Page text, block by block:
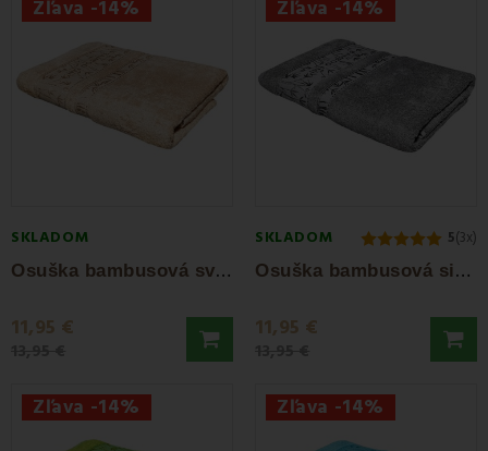
Zľava -14%
SKLADOM
O
suška bambusová svetlohnedá 70x140 cm EMI
11,95 €
Zľava -14%
SKLADOM 5(3x)
O
suška bambusová sivá 70x140 cm EMI
11,95 €
Zľava -14% Zľava -14%